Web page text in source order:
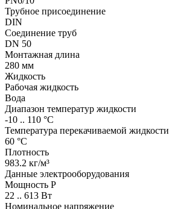
Трубное присоединение
DIN
Соединение труб
DN 50
Монтажная длина
280 мм
Жидкость
Рабочая жидкость
Вода
Диапазон температур жидкости
-10 .. 110 °C
Температура перекачиваемой жидкости
60 °C
Плотность
983.2 кг/м³
Данные электрооборудования
Мощность P
22 .. 613 Вт
Номинальное напряжение